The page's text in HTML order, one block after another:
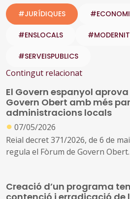
#JURÍDIQUES
#ENSLOCALS
#SERVEISPUBLICS
Contingut relacionat
El Govern espanyol
Govern Obert amb més
administracions locals
● 07/05/2026
Reial decret 371/2026, de 6 de
regula el Fòrum de Govern Obert.
Creació d’un programa